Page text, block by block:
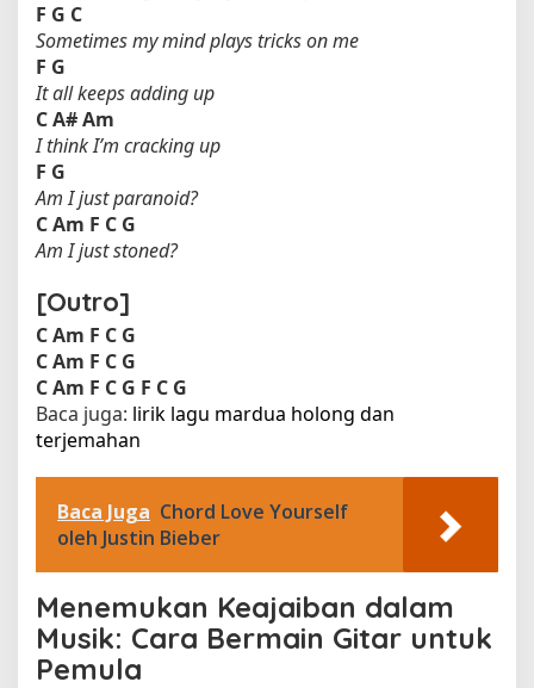
F G C
Sometimes my mind plays tricks on me
F G
It all keeps adding up
CA#Am
I think I’m cracking up
F G
Am I just paranoid?
CAm F C G
Am I just stoned?
[Outro]
CAm F C G
CAm F C G
CAm F C G F C G
Baca juga: lirik lagu mardua holong dan
terjemahan​
Baca Juga Chord Love Yourself
oleh Justin Bieber
Menemukan Keajaiban dalam
Musik: Cara Bermain Gitar untuk
Pemula